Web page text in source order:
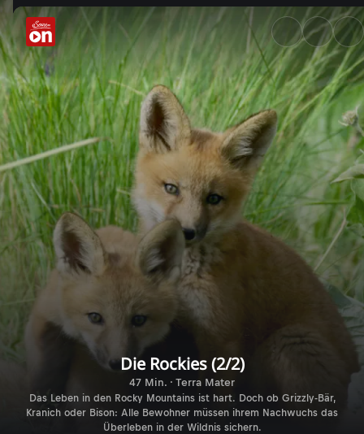
Die Rockies (2/2)
47 Min. · Terra Mater
Das Leben in den Rocky Mountains ist hart. Doch ob Grizzly-Bär,
Kranich oder Bison: Alle Bewohner müssen ihrem Nachwuchs das
Überleben in der Wildnis sichern.